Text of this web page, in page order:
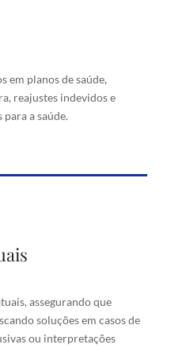
em planos de saúde,
reajustes indevidos e
a saúde.
cobertura, reajustes
essenciais para a
assegurando que
soluções em casos de
ou interpretações
e buscando soluções
cláusulas abusivas
divergentes.